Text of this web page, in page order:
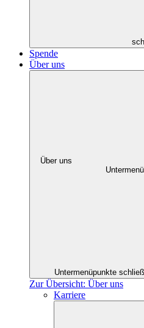
Spende
Über uns
Über uns
Untermenüpunkte
Zur Übersicht: Über uns
Karriere